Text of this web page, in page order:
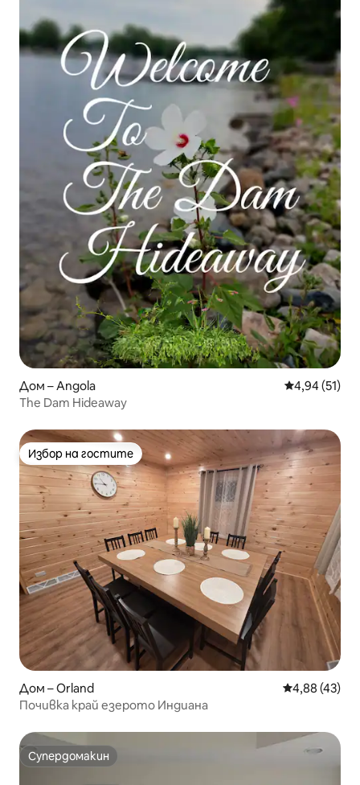
Дом – Angola Средна
4,94 (51)
The Dam Hideaway
Избор на гостите
Избор на гостите
Дом – Orland Средна
4,88 (43)
Почивка край езерото Индиана
Супердомакин
Супердомакин